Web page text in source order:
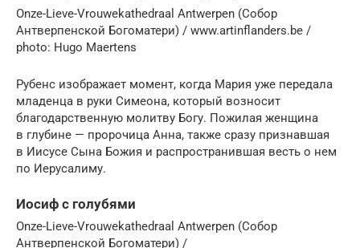
Onze-Lieve-Vrouwekathedraal Antwerpen (Собор
Антверпенской Богоматери) / www.artinflanders.be /
photo: Hugo Maertens
Рубенс изображает момент, когда Мария уже передала
младенца в руки Симео­на, который возносит
благодарственную молитву Богу. Пожилая женщина
в глубине — пророчица Анна, также сразу признавшая
в Иисусе Сына Божия и распространившая весть о нем
по Иерусалиму.
Иосиф с голубями
Onze-Lieve-Vrouwekathedraal Antwerpen (Собор
Антверпенской Богоматери) /